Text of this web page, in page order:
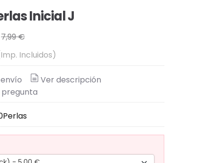
Inicial J
7,99 €
Incluidos)
Ver descripción